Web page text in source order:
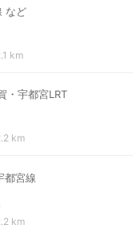
など
km
・宇都宮LRT
km
都宮線
km